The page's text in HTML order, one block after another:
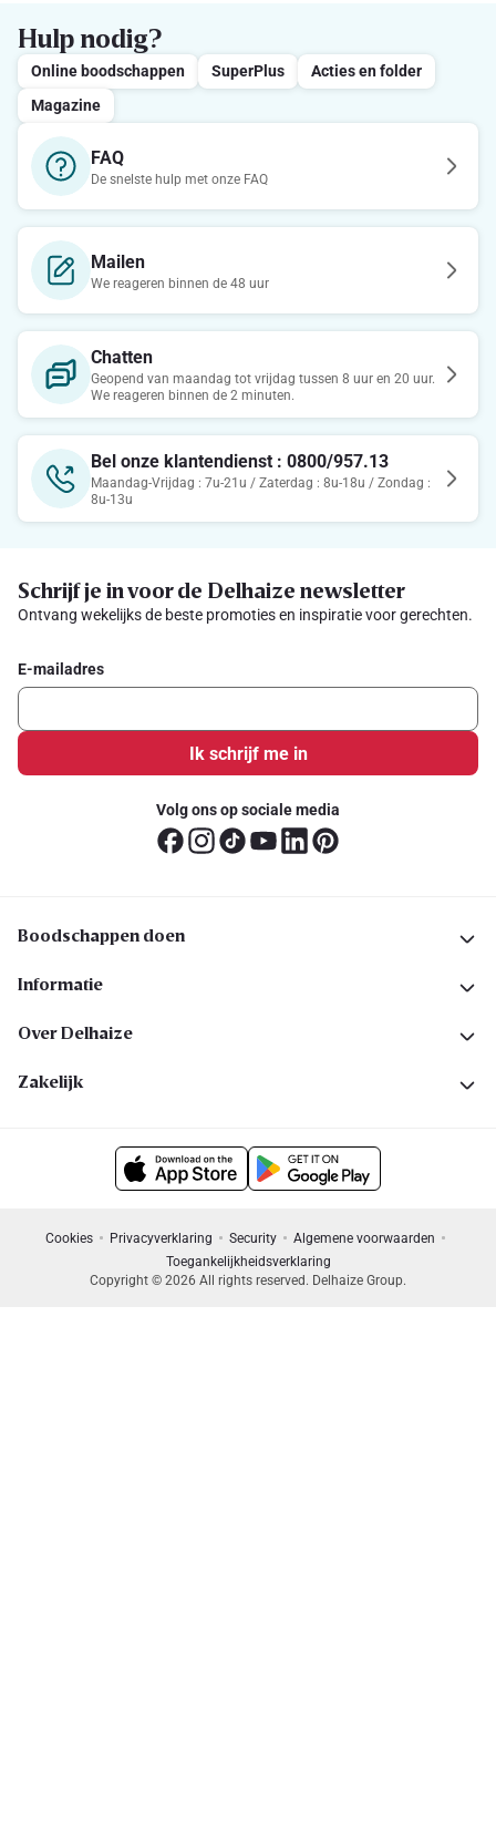
Hulp nodig?
Online boodschappen SuperPlus
Acties en folder
Magazine
FAQ
De snelste hulp met onze FAQ
Mailen
We reageren binnen de 48 uur
Chatten
Geopend van maandag tot vrijdag tussen 8 uur en 20 uur.
We reageren binnen de 2 minuten.
Bel onze klantendienst : 0800/957.13
Maandag-Vrijdag : 7u-21u / Zaterdag : 8u-18u / Zondag :
8u-13u
Schrijf je in voor de Delhaize newsletter
Ontvang wekelijks de beste promoties en inspiratie voor gerechten.
E-mailadres
Ik schrijf me in
Volg ons op sociale media
Boodschappen doen
Informatie
Over Delhaize
Zakelijk
Cookies Privacyverklaring Security
Algemene voorwaarden
Toegankelijkheidsverklaring
Copyright © 2026 All rights reserved. Delhaize Group.